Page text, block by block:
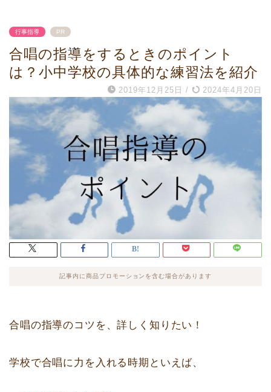
行事指導 PR
合唱の指導をするときのポイント
は？小中学校の具体的な練習法を紹介
2019年12月25日 / 2024年4月20日
記事内に商品プロモーションを含む場合があります
合唱の指導のコツを、詳しく知りたい！
学校で合唱に力を入れる時期といえば、